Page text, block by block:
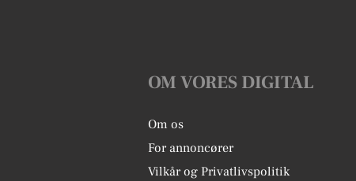
OM VORES DIGITAL
Om os
For annoncører
Vilkår og Privatlivspolitik